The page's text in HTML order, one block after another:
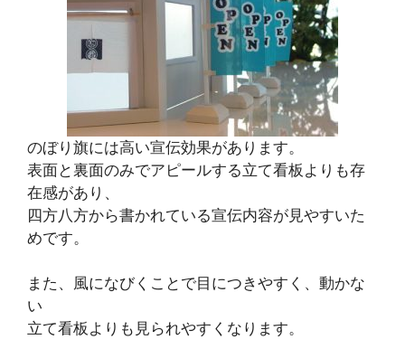
のぼり旗には高い宣伝効果があります。
表面と裏面のみでアピールする立て看板よりも存
在感があり、
四方八方から書かれている宣伝内容が見やすいた
めです。
また、風になびくことで目につきやすく、動かな
い
立て看板よりも見られやすくなります。